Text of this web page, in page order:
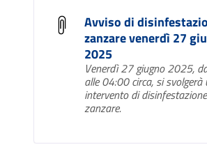
Avviso di
zanzare venerdì 27
2025
Venerdì 27 giugno 2025,
alle 04:00 circa, si svolgerà
intervento di
zanzare.